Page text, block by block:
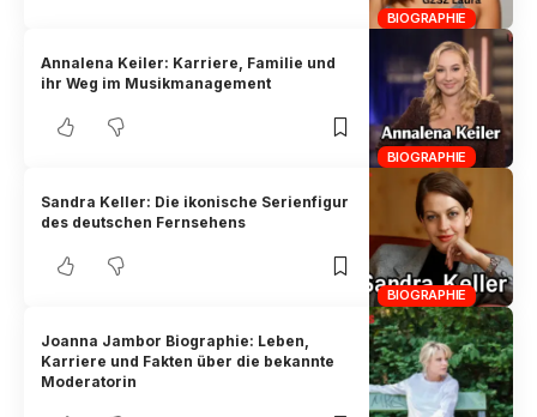
BIOGRAPHIE
BIOGRAPHIE
Annalena Keiler: Karriere, Familie und
ihr Weg im Musikmanagement
BIOGRAPHIE
Sandra Keller: Die ikonische Serienfigur
des deutschen Fernsehens
Joanna Jambor Biographie: Leben,
Karriere und Fakten über die bekannte
Moderatorin